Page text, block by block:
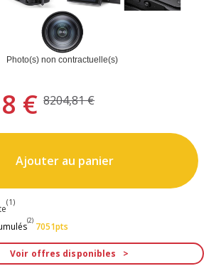
Photo(s) non contractuelle(s)
€ 8204,81 €
Ajouter au panier
(1)
(2)
7051pts
Voir offres disponibles